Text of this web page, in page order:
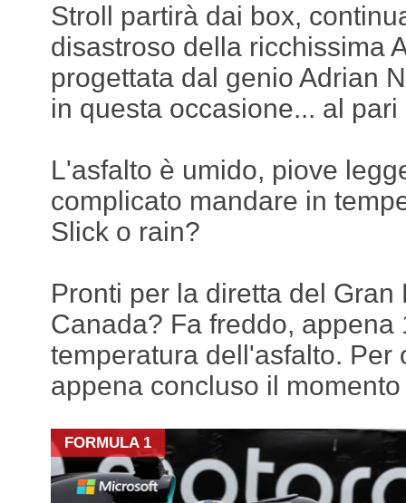
Stroll partirà dai box,
disastroso della ricchissima
progettata dal genio Adrian
in questa occasione... al
L'asfalto è umido, piove
complicato mandare in
Slick o rain?
Pronti per la diretta del Gran
Canada? Fa freddo, appena
temperatura dell'asfalto. Per
appena concluso il
FORMULA 1